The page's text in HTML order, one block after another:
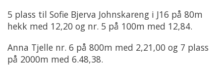
5 plass til Sofie Bjerva Johnskareng i J16 på 80m
hekk med 12,20 og nr. 5 på 100m med 12,84.
Anna Tjelle nr. 6 på 800m med 2,21,00 og 7 plass
på 2000m med 6.48,38.